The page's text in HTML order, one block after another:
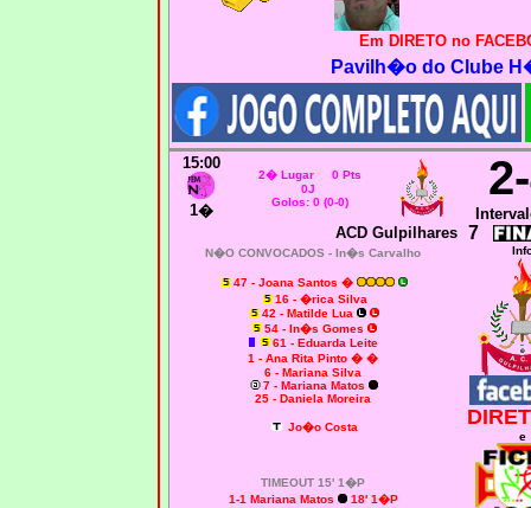
Em DIRETO no
Pavilh�o do Clube
15:00
1�
2� Lugar 0 Pts
0J
Golos: 0 (0-0)
ACD Gulpilhares
7
N�O CONVOCADOS - In�s Carvalho
47 - Joana Santos �
16 - �rica Silva
42 - Matilde Lua
54 - In�s Gomes
61 - Eduarda Leite
1 - Ana Rita Pinto � �
6 - Mariana Silva
7 - Mariana Matos
25 - Daniela Moreira
Jo�o Costa
TIMEOUT 15' 1�P
1-1 Mariana Matos
18' 1�P
e